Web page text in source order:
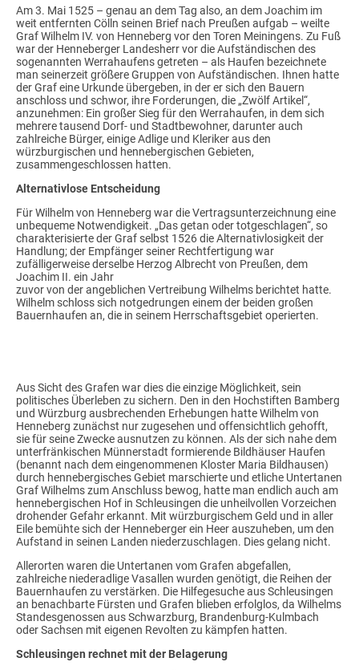
Am 3. Mai 1525 – genau an dem Tag also, an dem Joachim im
weit entfernten Cölln seinen Brief nach Preußen aufgab – weilte
Graf Wilhelm IV. von Henneberg vor den Toren Meiningens. Zu Fuß
war der Henneberger Landesherr vor die Aufständischen des
sogenannten Werrahaufens getreten – als Haufen bezeichnete
man seinerzeit größere Gruppen von Aufständischen. Ihnen hatte
der Graf eine Urkunde übergeben, in der er sich den Bauern
anschloss und schwor, ihre Forderungen, die „Zwölf Artikel“,
anzunehmen: Ein großer Sieg für den Werrahaufen, in dem sich
mehrere tausend Dorf- und Stadtbewohner, darunter auch
zahlreiche Bürger, einige Adlige und Kleriker aus den
würzburgischen und hennebergischen Gebieten,
zusammengeschlossen hatten.
Alternativlose Entscheidung
Für Wilhelm von Henneberg war die Vertragsunterzeichnung eine
unbequeme Notwendigkeit. „Das getan oder totgeschlagen“, so
charakterisierte der Graf selbst 1526 die Alternativlosigkeit der
Handlung; der Empfänger seiner Rechtfertigung war
zufälligerweise derselbe Herzog Albrecht von Preußen, dem
Joachim II. ein Jahr
zuvor von der angeblichen Vertreibung Wilhelms berichtet hatte.
Wilhelm schloss sich notgedrungen einem der beiden großen
Bauernhaufen an, die in seinem Herrschaftsgebiet operierten.
Aus Sicht des Grafen war dies die einzige Möglichkeit, sein
politisches Überleben zu sichern. Den in den Hochstiften Bamberg
und Würzburg ausbrechenden Erhebungen hatte Wilhelm von
Henneberg zunächst nur zugesehen und offensichtlich gehofft,
sie für seine Zwecke ausnutzen zu können. Als der sich nahe dem
unterfränkischen Münnerstadt formierende Bildhäuser Haufen
(benannt nach dem eingenommenen Kloster Maria Bildhausen)
durch hennebergisches Gebiet marschierte und etliche Untertanen
Graf Wilhelms zum Anschluss bewog, hatte man endlich auch am
hennebergischen Hof in Schleusingen die unheilvollen Vorzeichen
drohender Gefahr erkannt. Mit würzburgischem Geld und in aller
Eile bemühte sich der Henneberger ein Heer auszuheben, um den
Aufstand in seinen Landen niederzuschlagen. Dies gelang nicht.
Allerorten waren die Untertanen vom Grafen abgefallen,
zahlreiche niederadlige Vasallen wurden genötigt, die Reihen der
Bauernhaufen zu verstärken. Die Hilfegesuche aus Schleusingen
an benachbarte Fürsten und Grafen blieben erfolglos, da Wilhelms
Standesgenossen aus Schwarzburg, Brandenburg-Kulmbach
oder Sachsen mit eigenen Revolten zu kämpfen hatten.
Schleusingen rechnet mit der Belagerung